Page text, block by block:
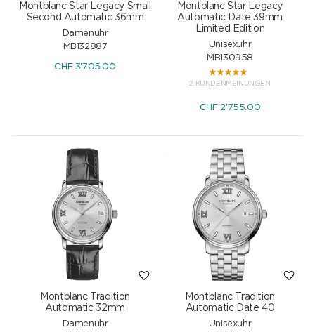
Montblanc Star Legacy Small
Second Automatic 36mm
Damenuhr
MB132887
CHF 3'705.00
Montblanc Star Legacy
Automatic Date 39mm
Limited Edition
Unisexuhr
MB130958
2 KUNDENMEINUNGEN
CHF 2'755.00
Montblanc Tradition
Automatic 32mm
Damenuhr
Montblanc Tradition
Automatic Date 40
Unisexuhr